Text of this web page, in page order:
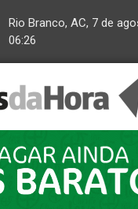
Rio Branco, AC, 7 de
06:26